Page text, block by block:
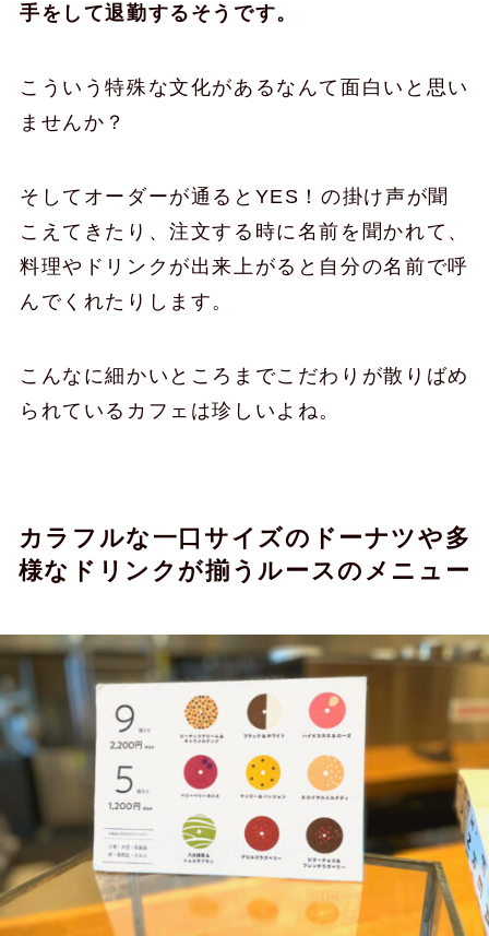
手をして退勤するそうです。
こういう特殊な文化があるなんて面白いと思い
ませんか？
そしてオーダーが通るとYES！の掛け声が聞
こえてきたり、注文する時に名前を聞かれて、
料理やドリンクが出来上がると自分の名前で呼
んでくれたりします。
こんなに細かいところまでこだわりが散りばめ
られているカフェは珍しいよね。
カラフルな一口サイズのドーナツや多
様なドリンクが揃うルースのメニュー